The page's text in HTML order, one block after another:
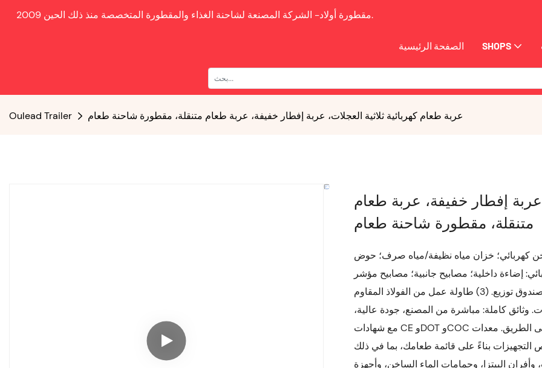
مقطورة أولاد- الشركة المصنعة لشاحنة الغذاء والمقطورة المتخصصة منذ ذلك الحين 2009.
الصفحة الرئيسية SHOPS
Oulead Trailer عربة طعام كهربائية ثلاثية العجلات، عربة إفطار خفيفة، عربة طعام متنقلة، مقطورة شاحنة طعام
عربة إفطار خفيفة، عربة طعام
متنقلة، مقطورة شاحنة طعام
المياه: صنبور ماء ساخن كهربائي؛ خزان مياه نظيفة/مياه صرف؛ حوض
أوتوماتيكي. (2) النظام الكهربائي: إضاءة داخلية؛ مصابيح جانبية؛ مصابيح مؤشر
الارتفاع؛ مصابيح خلفية؛ مصدر طاقة خارجي؛ مقابس كهربائية؛ صندوق توزيع. (3) طاولة عمل من الفولاذ المقاوم
وثائق كاملة: مباشرة من المصنع، جودة عالية،
مع شهادات CE وDOT وCOC كاملة لضمان تشغيل شاحنة الطعام الخاصة بك بشكل قانوني على الطريق. معدات
بناءً على قائمة طعامك، بما في ذلك
وأفران البيتزا، وحمامات الماء الساخن، وأجهزة